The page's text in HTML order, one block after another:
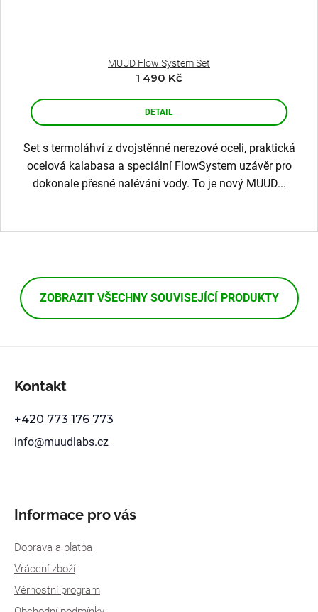
MUUD Flow System Set
1 490 Kč
DETAIL
Set s termoláhví z dvojstěnné nerezové oceli, praktická
ocelová kalabasa a speciální FlowSystem uzávěr pro
dokonale přesné nalévání vody. To je nový MUUD...
ZOBRAZIT VŠECHNY SOUVISEJÍCÍ PRODUKTY
Kontakt
info@muudlabs.cz
+420 773 176 773
Informace pro vás
Doprava a platba
Vrácení zboží
Věrnostní program